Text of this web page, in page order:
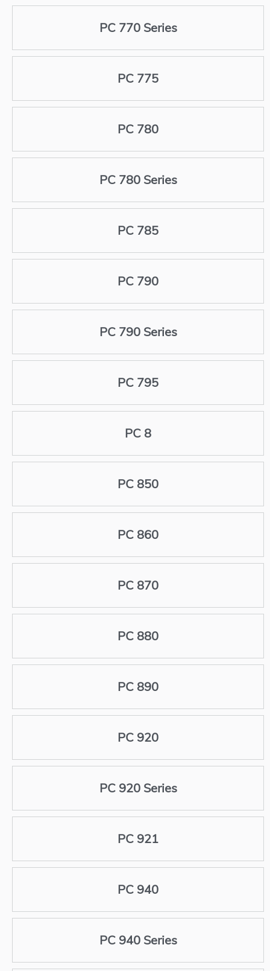
PC 770 Series
PC 775
PC 780
PC 780 Series
PC 785
PC 790
PC 790 Series
PC 795
PC 8
PC 850
PC 860
PC 870
PC 880
PC 890
PC 920
PC 920 Series
PC 921
PC 940
PC 940 Series